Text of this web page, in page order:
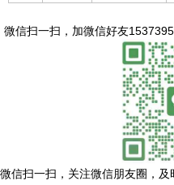
微信扫一扫， 加微信好友
微信扫一扫， 关注微信朋友圈，及